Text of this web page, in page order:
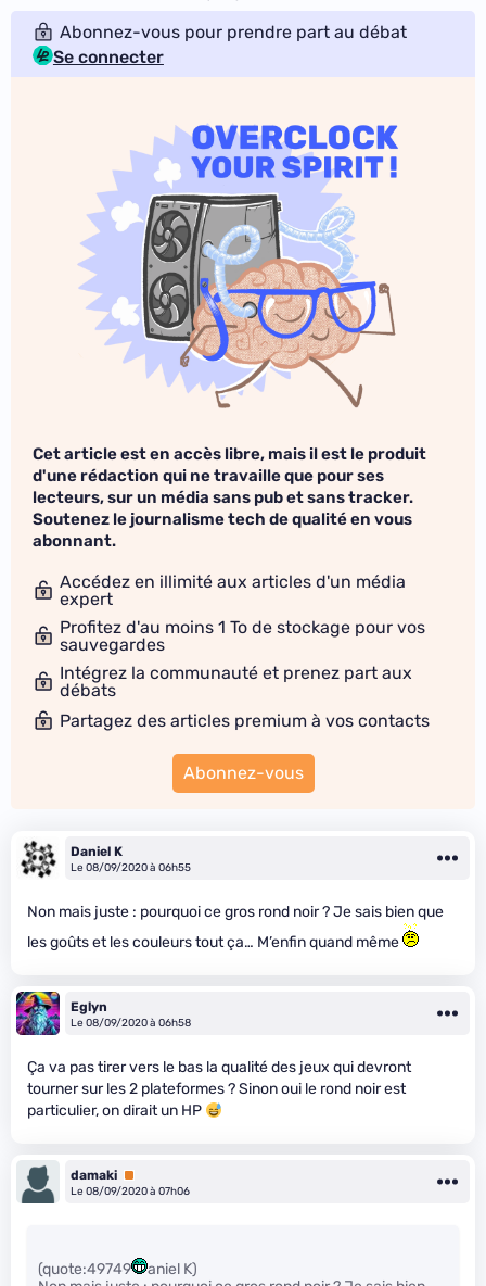
Abonnez-vous pour prendre part au débat
Se connecter
Cet article est en accès libre, mais il est le produit
d'une rédaction qui ne travaille que pour ses
lecteurs, sur un média sans pub et sans tracker.
Soutenez le journalisme tech de qualité en vous
abonnant.
Accédez en illimité aux articles d'un média
expert
Profitez d'au moins 1 To de stockage pour vos
sauvegardes
Intégrez la communauté et prenez part aux
débats
Partagez des articles premium à vos contacts
Abonnez-vous
Daniel K
Le 08/09/2020 à 06h55
Non mais juste : pourquoi ce gros rond noir ? Je sais bien que
les goûts et les couleurs tout ça… M’enfin quand même
Eglyn
Le 08/09/2020 à 06h58
Ça va pas tirer vers le bas la qualité des jeux qui devront
tourner sur les 2 plateformes ? Sinon oui le rond noir est
particulier, on dirait un HP
damaki Premium
Le 08/09/2020 à 07h06
(quote:49749
aniel K)